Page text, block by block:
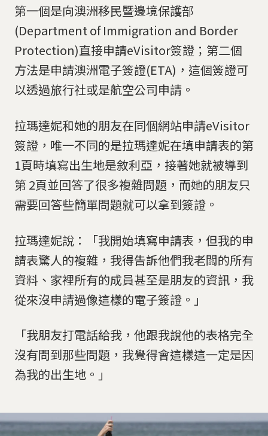
第一個是向澳洲移民暨邊境保護部
(Department of Immigration and Border
Protection)直接申請eVisitor簽證；第二個
方法是申請澳洲電子簽證(ETA)，這個簽證可
以透過旅行社或是航空公司申請。
拉瑪達妮和她的朋友在同個網站申請eVisitor
簽證，唯一不同的是拉瑪達妮在填申請表的第
1頁時填寫出生地是敘利亞，接著她就被導到
第 2頁並回答了很多複雜問題，而她的朋友只
需要回答些簡單問題就可以拿到簽證。
拉瑪達妮說：「我開始填寫申請表，但我的申
請表驚人的複雜，我得告訴他們我老闆的所有
資料、家裡所有的成員甚至是朋友的資訊，我
從來沒申請過像這樣的電子簽證。」
「我朋友打電話給我，他跟我說他的表格完全
沒有問到那些問題，我覺得會這樣這一定是因
為我的出生地。」